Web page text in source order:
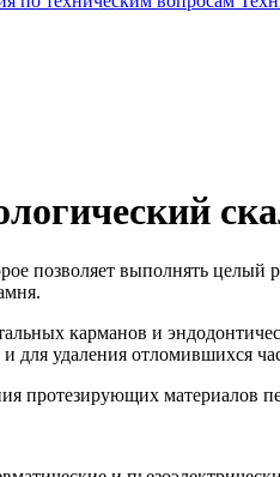
позволяет выполнять
карманов и
для удаления отломившихся
протезирующих материалов